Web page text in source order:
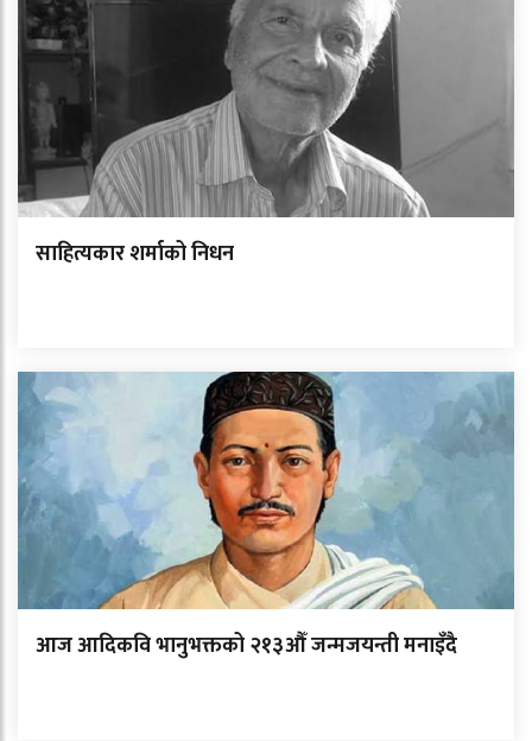
साहित्यकार शर्माको निधन
आज आदिकवि भानुभक्तको २१३औँ जन्मजयन्ती मनाइँदै